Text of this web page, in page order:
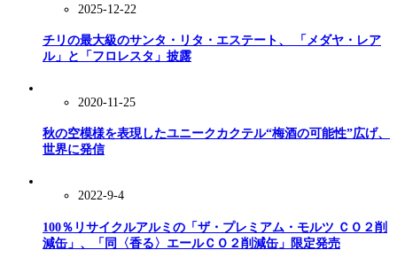
2025-12-22
チリの最大級のサンタ・リタ・エステート、 「メダヤ・レア
ル」と「フロレスタ」披露
2020-11-25
秋の空模様を表現したユニークカクテル“梅酒の可能性”広げ、
世界に発信
2022-9-4
100％リサイクルアルミの「ザ・プレミアム・モルツ ＣＯ２削
減缶」、「同〈香る〉エールＣＯ２削減缶」限定発売